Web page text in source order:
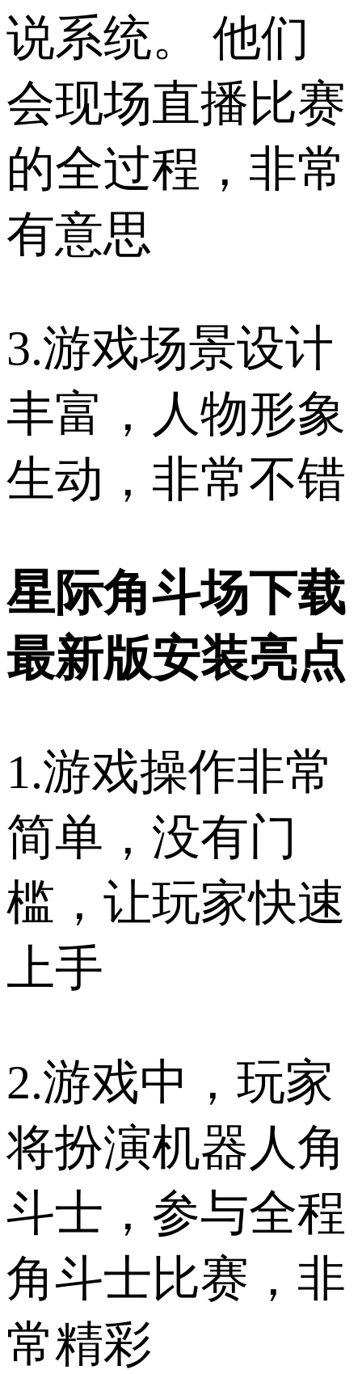
说系统。 他们
会现场直播比赛
的全过程，非常
有意思
3.游戏场景设计
丰富，人物形象
生动，非常不错
星际角斗场下载
最新版安装亮点
1.游戏操作非常
简单，没有门
槛，让玩家快速
上手
2.游戏中，玩家
将扮演机器人角
斗士，参与全程
角斗士比赛，非
常精彩